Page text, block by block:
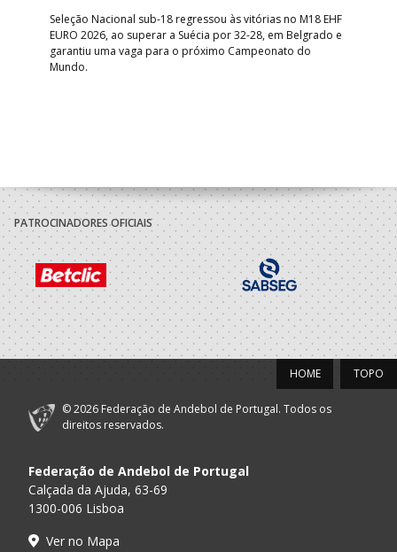
Seleção Nacional sub-18 regressou às vitórias no M18 EHF
EURO 2026, ao superar a Suécia por 32-28, em Belgrado e
garantiu uma vaga para o próximo Campeonato do
Mundo.
PATROCINADORES OFICIAIS
TOPO
HOME
© 2026 Federação de Andebol de Portugal. Todos os
direitos reservados.
Federação de Andebol de Portugal
Calçada da Ajuda, 63-69
1300-006 Lisboa
Ver no Mapa